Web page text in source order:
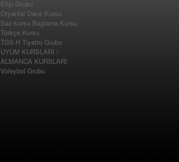
Elişi Grubu
Oryantal Dans Kursu
Saz-kursu Baglama Kursu
Türkçe Kursu
TGS-H Tiyatro Grubu
UYUM KURSLARI /
ALMANCA KURSLARI
Voleybol Grubu